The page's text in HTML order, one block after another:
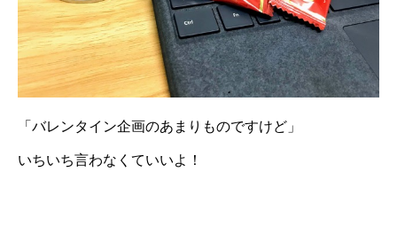
「バレンタイン企画のあまりものですけど」
いちいち言わなくていいよ！